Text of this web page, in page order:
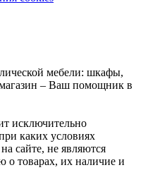
мебели: шкафы,
– Ваш помощник в
исключительно
каких условиях
сайте, не являются
товарах, их наличие и